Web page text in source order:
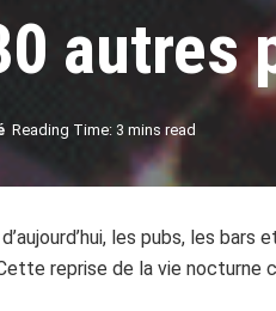
autres
Reading Time: 3 mins read
les pubs, les
reprise de la vie nocturne